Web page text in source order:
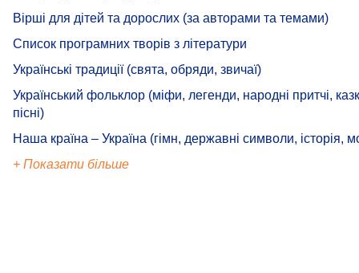
Вірші для дітей та дорослих (за авторами та темами)
Список програмних творів з літератури
Українські традиції (свята, обряди, звичаї)
Український фольклор (міфи, легенди, народні притчі,
пісні)
Наша країна – Україна (гімн, державні символи, історія,
+ Показати більше